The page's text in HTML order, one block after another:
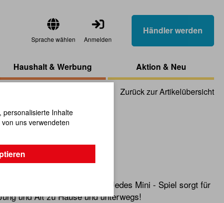
Sprache wählen Anmelden
Händler werden
Haushalt & Werbung Aktion & Neu
Zurück zur Artikelübersicht
sind ein echter Klassiker! Jedes Mini - Spiel sorgt für
und Alt zu Hause und unterwegs!
personalisierte Inhalte
uns verwendeten